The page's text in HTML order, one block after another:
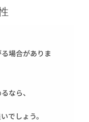
場合がありま
なら、
でしょう。